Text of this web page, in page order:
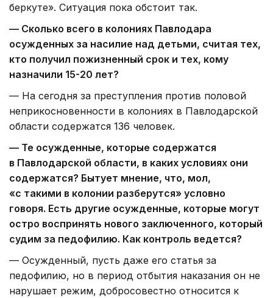
беркуте». Ситуация пока обстоит так.
— Сколько всего в колониях Павлодара
осужденных за насилие над детьми, считая тех,
кто получил пожизненный срок и тех, кому
назначили 15-20 лет?
— На сегодня за преступления против половой
неприкосновенности в колониях в Павлодарской
области содержатся 136 человек.
— Те осужденные, которые содержатся
в Павлодарской области, в каких условиях они
содержатся? Бытует мнение, что, мол,
«с такими в колонии разберутся» условно
говоря. Есть другие осужденные, которые могут
остро воспринять нового заключенного, который
судим за педофилию. Как контроль ведется?
— Осужденный, пусть даже его статья за
педофилию, но в период отбытия наказания он не
нарушает режим, добросовестно относится к